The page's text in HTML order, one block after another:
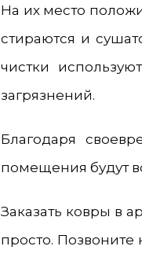
На их место
стираются и
чистки
загрязнений.
Благодаря
помещения будут
Заказать ковры в
просто. Позвоните